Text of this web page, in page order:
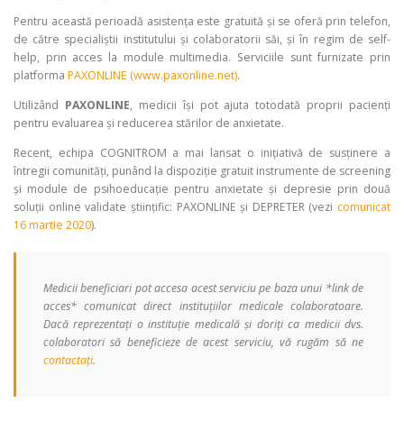
Pentru această perioadă asistența este gratuită și se oferă prin telefon,
de către specialiștii institutului și colaboratorii săi, și în regim de self-
help, prin acces la module multimedia. Serviciile sunt furnizate prin
platforma PAXONLINE (www.paxonline.net).
Utilizând PAXONLINE, medicii își pot ajuta totodată proprii pacienți
pentru evaluarea și reducerea stărilor de anxietate.
Recent, echipa COGNITROM a mai lansat o inițiativă de susținere a
întregii comunități, punând la dispoziție gratuit instrumente de screening
și module de psihoeducație pentru anxietate și depresie prin două
soluții online validate științific: PAXONLINE și DEPRETER (vezi comunicat
16 martie 2020).
Medicii beneficiari pot accesa acest serviciu pe baza unui *link de
acces* comunicat direct instituțiilor medicale colaboratoare.
Dacă reprezentați o instituție medicală și doriți ca medicii dvs.
colaboratori să beneficieze de acest serviciu, vă rugăm să ne
contactați.